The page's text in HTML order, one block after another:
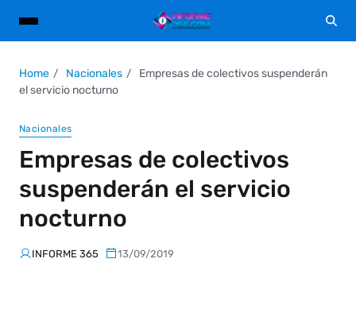
Home Nacionales
Empresas de colectivos suspenderán
el servicio nocturno
Nacionales
Empresas de colectivos
suspenderán el servicio
nocturno
INFORME 365 13/09/2019